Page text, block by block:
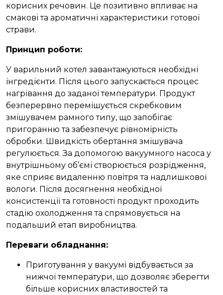
корисних речовин. Це позитивно впливає на
смакові та ароматичні характеристики готової
страви.
Принцип роботи:
У варильний котел завантажуються необхідні
інгредієнти. Після цього запускається процес
нагрівання до заданої температури. Продукт
безперервно перемішується скребковим
змішувачем рамного типу, що запобігає
пригоранню та забезпечує рівномірність
обробки. Швидкість обертання змішувача
регулюється. За допомогою вакуумного насоса у
внутрішньому об’ємі створюється розрідження,
яке сприяє видаленню повітря та надлишкової
вологи. Після досягнення необхідної
консистенції та готовності продукт проходить
стадію охолодження та спрямовується на
подальший етап виробництва.
Переваги обладнання:
Приготування у вакуумі відбувається за
нижчої температури, що дозволяє зберегти
більше корисних властивостей та